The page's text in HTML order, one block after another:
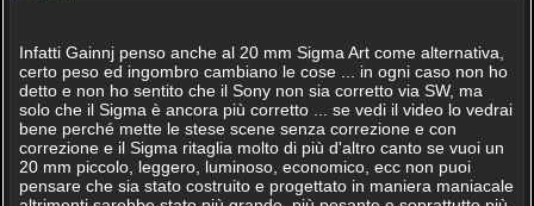
Infatti Gainnj penso anche al 20 mm Sigma Art come alternativa,
certo peso ed ingombro cambiano le cose ... in ogni caso non ho
detto e non ho sentito che il Sony non sia corretto via SW, ma
solo che il Sigma è ancora più corretto ... se vedi il video lo vedrai
bene perché mette le stese scene senza correzione e con
correzione e il Sigma ritaglia molto di più d'altro canto se vuoi un
20 mm piccolo, leggero, luminoso, economico, ecc non puoi
pensare che sia stato costruito e progettato in maniera maniacale